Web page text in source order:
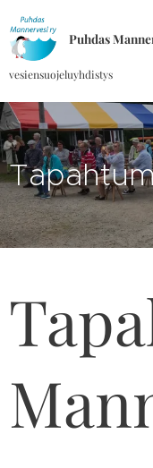
Puhdas
vesiensuojeluyhdistys